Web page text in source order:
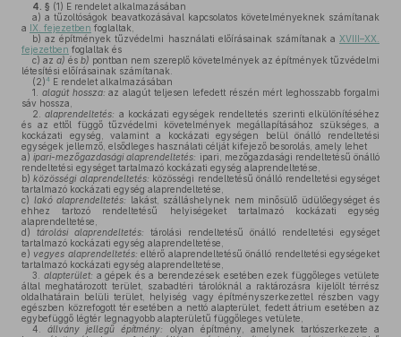
4. § (1) E rendelet alkalmazásában
a) a tűzoltóságok beavatkozásával kapcsolatos követelményeknek számítanak
a IX. fejezetben foglaltak,
b) az építmények tűzvédelmi használati előírásainak számítanak a XVIII–XX.
fejezetben foglaltak és
c) az a) és b) pontban nem szereplő követelmények az építmények tűzvédelmi
létesítési előírásainak számítanak.
(2)4 E rendelet alkalmazásában
1.
alagút hossza: az alagút teljesen lefedett részén mért leghosszabb forgalmi
sáv hossza,
2.
alaprendeltetés: a kockázati egységek rendeltetés szerinti elkülönítéséhez
és az ettől függő tűzvédelmi követelmények megállapításához szükséges, a
kockázati egység, valamint a kockázati egységen belül önálló rendeltetési
egységek jellemző, elsődleges használati célját kifejező besorolás, amely lehet
a) ipari-mezőgazdasági alaprendeltetés: ipari, mezőgazdasági rendeltetésű önálló
rendeltetési egységet tartalmazó kockázati egység alaprendeltetése,
b) közösségi alaprendeltetés: közösségi rendeltetésű önálló rendeltetési egységet
tartalmazó kockázati egység alaprendeltetése,
c) lakó alaprendeltetés: lakást, szálláshelynek nem minősülő üdülőegységet és
ehhez tartozó rendeltetésű helyiségeket tartalmazó kockázati egység
alaprendeltetése,
d)
tárolási alaprendeltetés: tárolási rendeltetésű önálló rendeltetési egységet
tartalmazó kockázati egység alaprendeltetése,
e) vegyes alaprendeltetés: eltérő alaprendeltetésű önálló rendeltetési egységeket
tartalmazó kockázati egység alaprendeltetése,
3.
alapterület: a gépek és a berendezések esetében ezek függőleges vetülete
által meghatározott terület, szabadtéri tárolóknál a raktározásra kijelölt térrész
oldalhatárain belüli terület, helyiség vagy építményszerkezettel részben vagy
egészben közrefogott tér esetében a nettó alapterület, fedett átrium esetében az
egybefüggő légtér legnagyobb alapterületű függőleges vetülete,
4.
állvány jellegű építmény:
olyan építmény, amelynek tartószerkezete a